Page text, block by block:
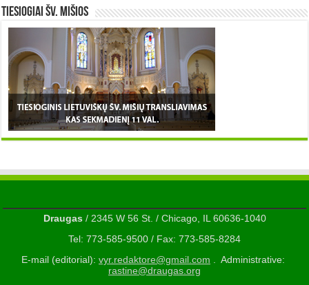
TIESIOGIAI šv. MIŠIOS
Draugas/ 2345 W 56 St. / Chicago, IL 60636-1040
Tel: 773-585-9500 / Fax: 773-585-8284
E-mail (editorial): vyr.redaktore@gmail.com . Administrative:
rastine@draugas.org